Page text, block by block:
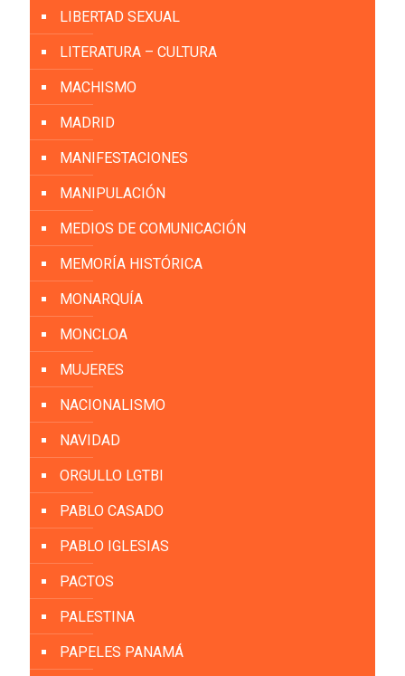
LIBERTAD SEXUAL
LITERATURA – CULTURA
MACHISMO
MADRID
MANIFESTACIONES
MANIPULACIÓN
MEDIOS DE COMUNICACIÓN
MEMORÍA HISTÓRICA
MONARQUÍA
MONCLOA
MUJERES
NACIONALISMO
NAVIDAD
ORGULLO LGTBI
PABLO CASADO
PABLO IGLESIAS
PACTOS
PALESTINA
PAPELES PANAMÁ